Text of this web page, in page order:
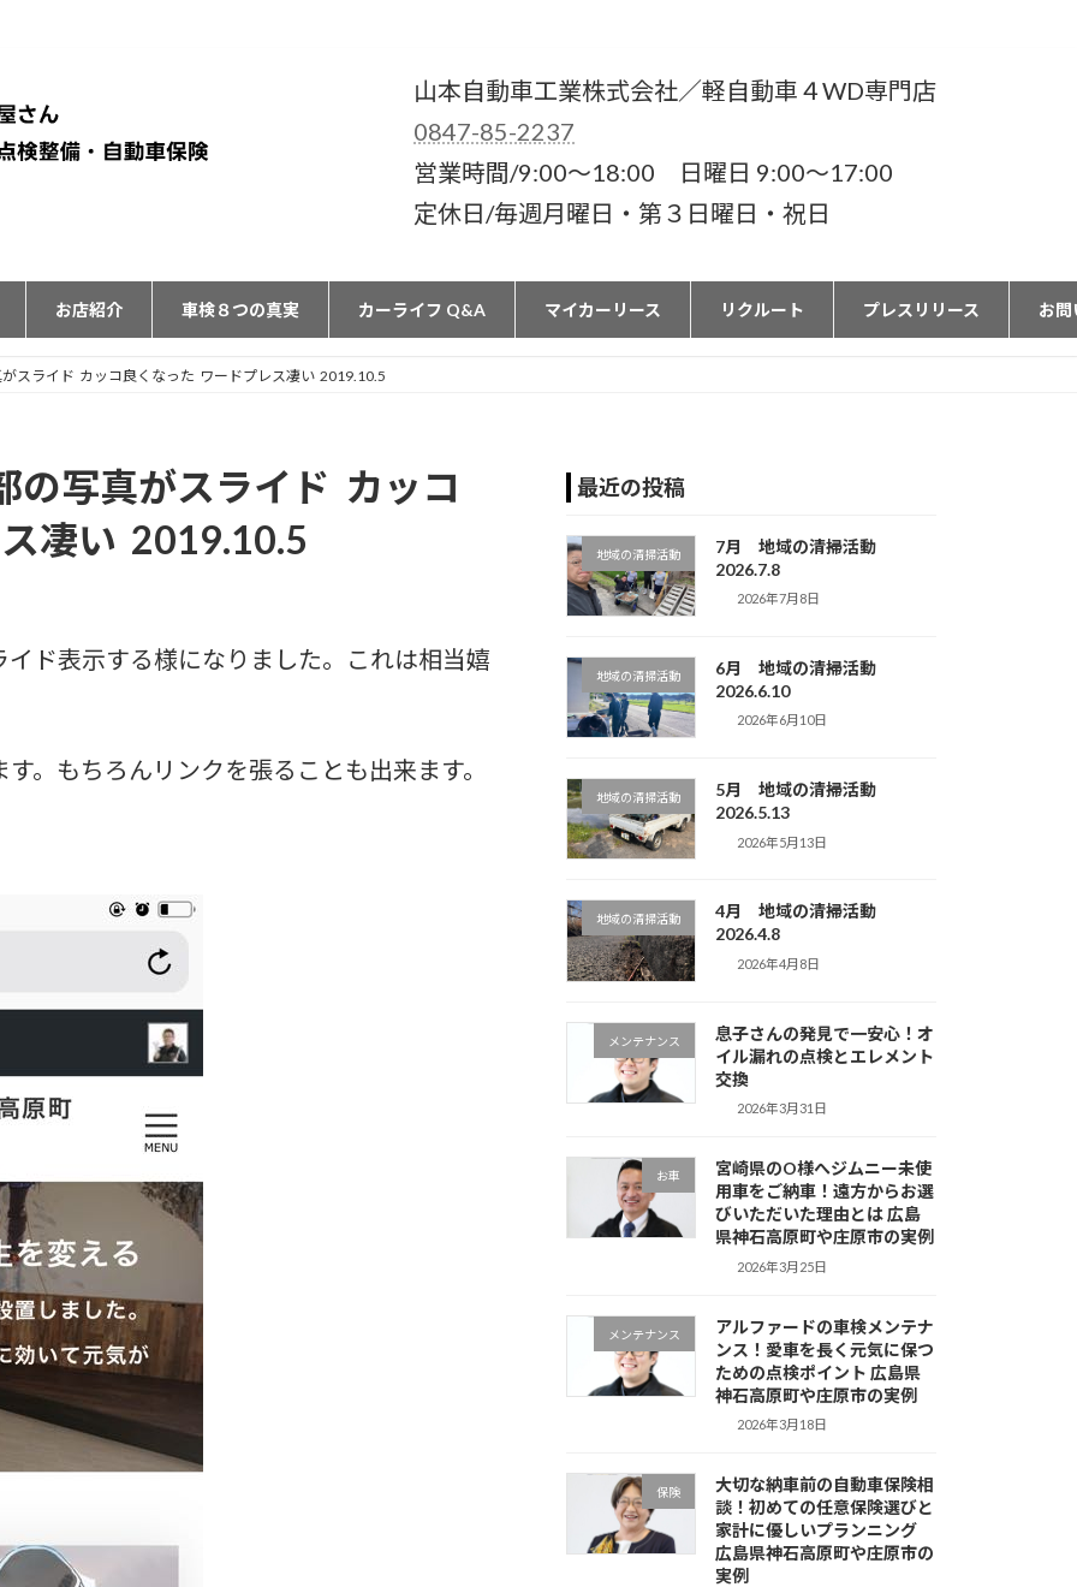
山本自動車工業株式会社／軽自動車４WD専門店
0847-85-2237
営業時間/9:00〜18:00 日曜日 9:00〜17:00
定休日/毎週月曜日・第３日曜日・祝日
お店紹介 車検８つの真実 カーライフ Q&A マイカーリース リクルート プレスリリース お問
スライド カッコ良くなった ワードプレス凄い 2019.10.5
の写真がスライド カッコ
凄い 2019.10.5
ド表示する様になりました。これは相当嬉
もちろんリンクを張ることも出来ます。
最近の投稿
地域の清掃活動
7月 地域の清掃活動
2026.7.8
2026年7月8日
地域の清掃活動
6月 地域の清掃活動
2026.6.10
2026年6月10日
地域の清掃活動
5月 地域の清掃活動
2026.5.13
2026年5月13日
地域の清掃活動
4月 地域の清掃活動
2026.4.8
2026年4月8日
メンテナンス
息子さんの発見で一安心！オ
イル漏れの点検とエレメント
交換
2026年3月31日
お車
宮崎県のO様へジムニー未使
用車をご納車！遠方からお選
びいただいた理由とは 広島
県神石高原町や庄原市の実例
2026年3月25日
メンテナンス
アルファードの車検メンテナ
ンス！愛車を長く元気に保つ
ための点検ポイント 広島県
神石高原町や庄原市の実例
2026年3月18日
保険
大切な納車前の自動車保険相
談！初めての任意保険選びと
家計に優しいプランニング
広島県神石高原町や庄原市の
実例